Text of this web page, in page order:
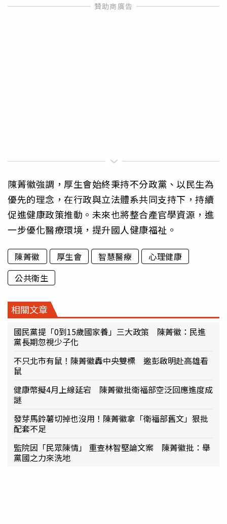
陳菁徽強調，厚生會始終秉持不分政黨、以民生為
優先的理念，在行政與立法體系共同支持下，持續
促進健康政策推動。未來也將整合產官學資源，進
一步優化醫療環境，提升國人健康福祉。
陳菁徽 厚生會 智慧醫療
心理健康
公共衛生
相關文章
國民黨提「0到15歲國家養」三大政策 陳菁徽：民進
黨長期忽視少子化
不只北市有鼠！陳菁徽轟中央雙標 邀彭啟明赴高雄看
鼠
健康幣擬4月上線延宕 陳菁徽批衛福部空泛回應進度成
謎
發芽馬鈴薯切掉也沒用！陳菁徽拿「衛福部舊文」狠批
配套不足
監院因「民眾陳情」 重查林智堅論文案 陳菁徽批：舉
黨國之力來洗地